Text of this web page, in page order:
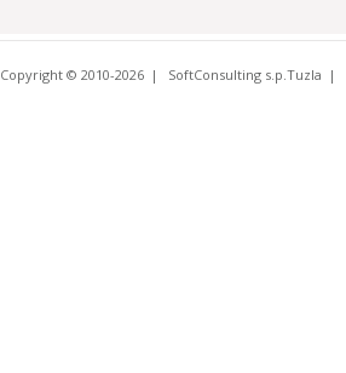
Copyright © 2010-2026 SoftConsulting s.p.Tuzla